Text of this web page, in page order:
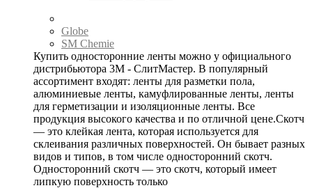
Globe
SM Chemie
Купить односторонние ленты можно у официального
дистрибьютора 3М - СлитМастер. В популярный
ассортимент входят: ленты для разметки пола,
алюминиевые ленты, камуфлированные ленты, ленты
для герметизации и изоляционные ленты. Все
продукция высокого качества и по отличной цене.Скотч
— это клейкая лента, которая используется для
склеивания различных поверхностей. Он бывает разных
видов и типов, в том числе односторонний скотч.
Односторонний скотч — это скотч, который имеет
липкую поверхность только